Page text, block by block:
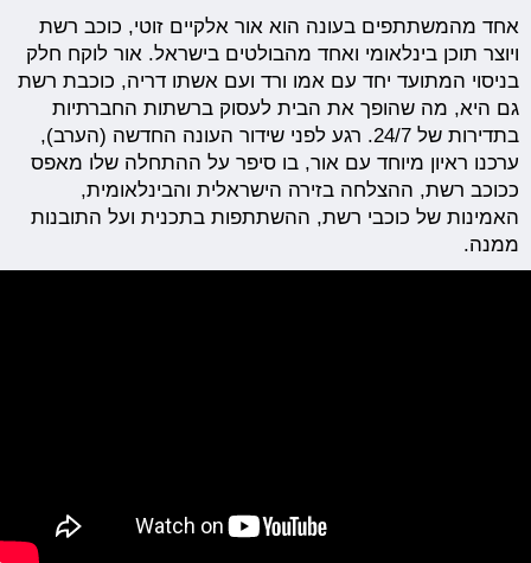
אחד מהמשתתפים בעונה הוא אור אלקיים זוטי, כוכב רשת
ויוצר תוכן בינלאומי ואחד מהבולטים בישראל. אור לוקח חלק
בניסוי המתועד יחד עם אמו ורד ועם אשתו דריה, כוכבת רשת
גם היא, מה שהופך את הבית לעסוק ברשתות החברתיות
בתדירות של 24/7. רגע לפני שידור העונה החדשה (הערב),
ערכנו ראיון מיוחד עם אור, בו סיפר על ההתחלה שלו מאפס
ככוכב רשת, ההצלחה בזירה הישראלית והבינלאומית,
האמינות של כוכבי רשת, ההשתתפות בתכנית ועל התובנות
ממנה.